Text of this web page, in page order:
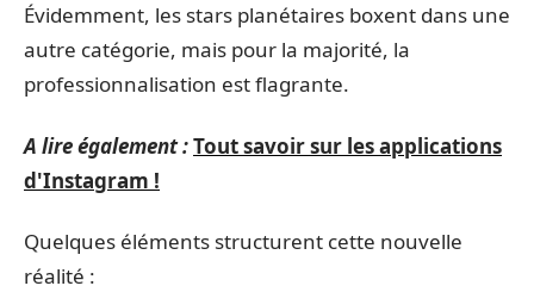
Évidemment, les stars planétaires boxent dans une
autre catégorie, mais pour la majorité, la
professionnalisation est flagrante.
A lire également :Tout savoir sur les applications
d'Instagram !
Quelques éléments structurent cette nouvelle
réalité :